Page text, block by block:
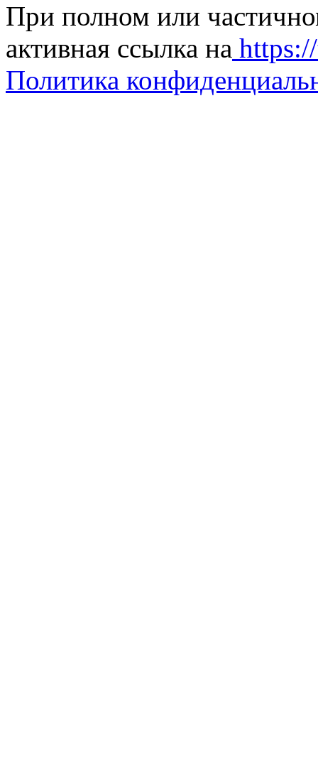
При полном или
активная ссылка на
Политика